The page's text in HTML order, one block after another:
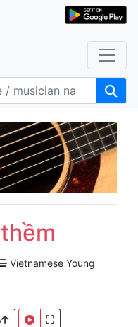
Vietnamese Young